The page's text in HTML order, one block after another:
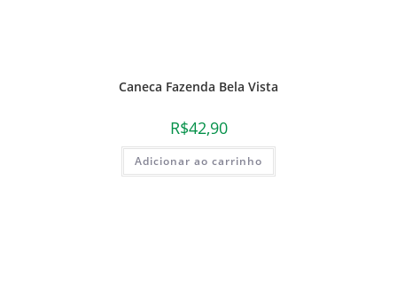
Caneca Fazenda Bela Vista
R$42,90
Adicionar ao carrinho